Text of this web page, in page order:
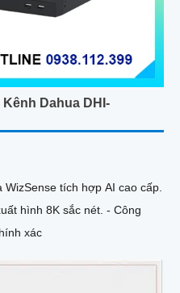
Dahua DHI-
tích hợp AI cao cấp.
hình 8K sắc nét. - Công
xác